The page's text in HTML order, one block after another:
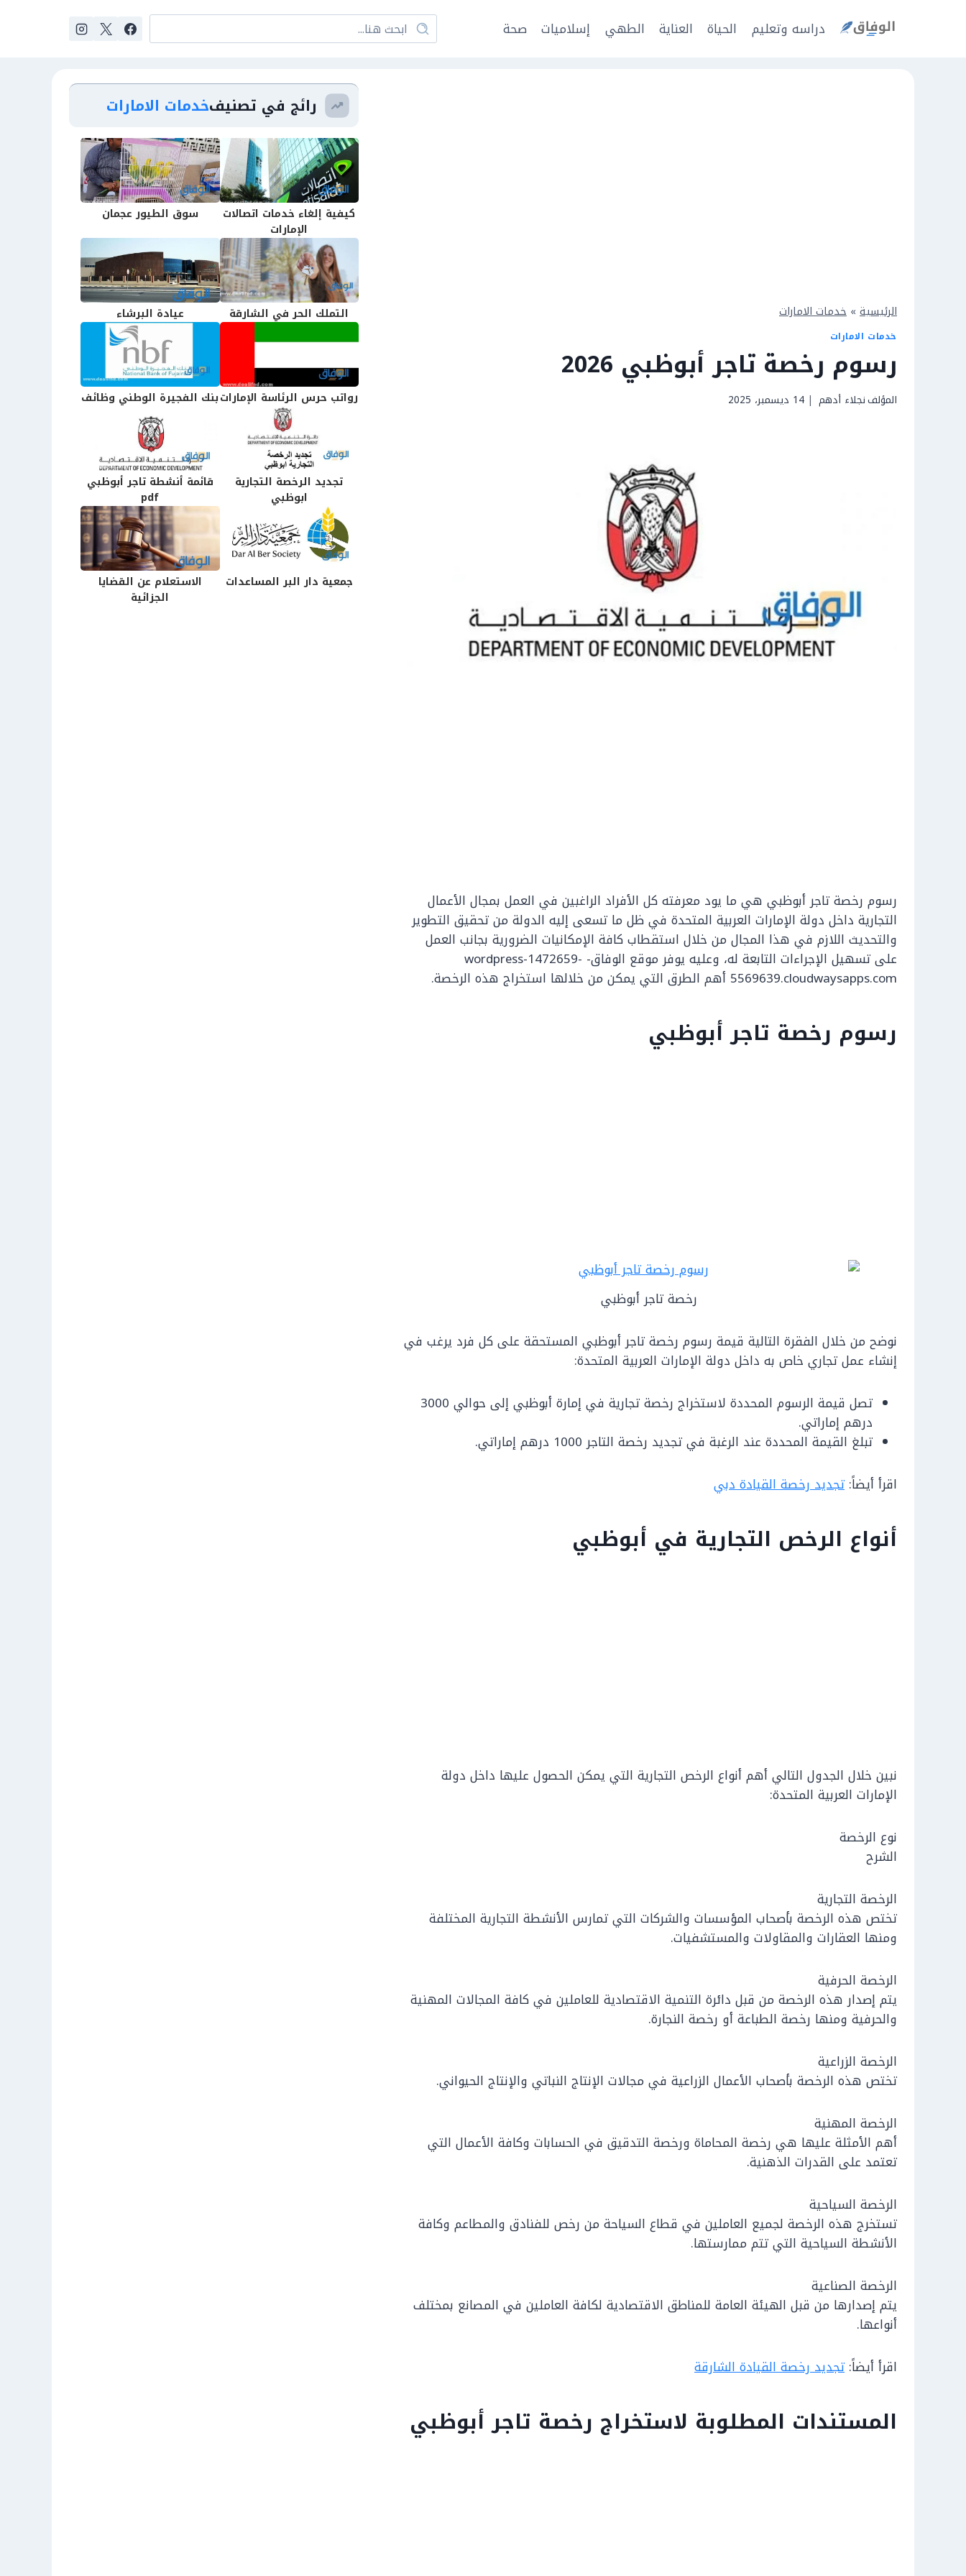
دراسه وتعليم الحياة العناية الطهي إسلاميات صحة
الرئيسية » خدمات الامارات
خدمات الامارات
رسوم رخصة تاجر أبوظبي 2026
المؤلفنجلاء أدهم 14 ديسمبر، 2025
رسوم رخصة تاجر أبوظبي هي ما يود معرفته كل الأفراد الراغبين في العمل بمجال الأعمال
التجارية داخل دولة الإمارات العربية المتحدة في ظل ما تسعى إليه الدولة من تحقيق التطوير
والتحديث اللازم في هذا المجال من خلال استقطاب كافة الإمكانيات الضرورية بجانب العمل
على تسهيل الإجراءات التابعة له، وعليه يوفر موقع الوفاق- wordpress-1472659-
5569639.cloudwaysapps.com أهم الطرق التي يمكن من خلالها استخراج هذه الرخصة.
رسوم رخصة تاجر أبوظبي
رخصة تاجر أبوظبي
نوضح من خلال الفقرة التالية قيمة رسوم رخصة تاجر أبوظبي المستحقة على كل فرد يرغب في
إنشاء عمل تجاري خاص به داخل دولة الإمارات العربية المتحدة:
تصل قيمة الرسوم المحددة لاستخراج رخصة تجارية في إمارة أبوظبي إلى حوالي 3000
درهم إماراتي.
تبلغ القيمة المحددة عند الرغبة في تجديد رخصة التاجر 1000 درهم إماراتي.
اقرأ أيضاً: تجديد رخصة القيادة دبي
أنواع الرخص التجارية في أبوظبي
نبين خلال الجدول التالي أهم أنواع الرخص التجارية التي يمكن الحصول عليها داخل دولة
الإمارات العربية المتحدة:
نوع الرخصة
الشرح
الرخصة التجارية
تختص هذه الرخصة بأصحاب المؤسسات والشركات التي تمارس الأنشطة التجارية المختلفة
ومنها العقارات والمقاولات والمستشفيات.
الرخصة الحرفية
يتم إصدار هذه الرخصة من قبل دائرة التنمية الاقتصادية للعاملين في كافة المجالات المهنية
والحرفية ومنها رخصة الطباعة أو رخصة النجارة.
الرخصة الزراعية
تختص هذه الرخصة بأصحاب الأعمال الزراعية في مجالات الإنتاج النباتي والإنتاج الحيواني.
الرخصة المهنية
أهم الأمثلة عليها هي رخصة المحاماة ورخصة التدقيق في الحسابات وكافة الأعمال التي
تعتمد على القدرات الذهنية.
الرخصة السياحية
تستخرج هذه الرخصة لجميع العاملين في قطاع السياحة من رخص للفنادق والمطاعم وكافة
الأنشطة السياحية التي تتم ممارستها.
الرخصة الصناعية
يتم إصدارها من قبل الهيئة العامة للمناطق الاقتصادية لكافة العاملين في المصانع بمختلف
أنواعها.
اقرأ أيضاً: تجديد رخصة القيادة الشارقة
المستندات المطلوبة لاستخراج رخصة تاجر أبوظبي
رائج في تصنيفخدمات الامارات
كيفية إلغاء خدمات اتصالات
الإمارات
سوق الطيور عجمان
التملك الحر في الشارقة عيادة البرشاء
رواتب حرس الرئاسة الإماراتبنك الفجيرة الوطني وظائف
تجديد الرخصة التجارية
ابوظبي
قائمة أنشطة تاجر أبوظبي
pdf
جمعية دار البر المساعدات
الاستعلام عن القضايا
الجزائية